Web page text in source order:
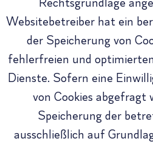
Websitebetreiber hat ein
der Speicherung von
fehlerfreien und
Dienste. Sofern eine
von Cookies abgefragt
Speicherung der
ausschließlich auf